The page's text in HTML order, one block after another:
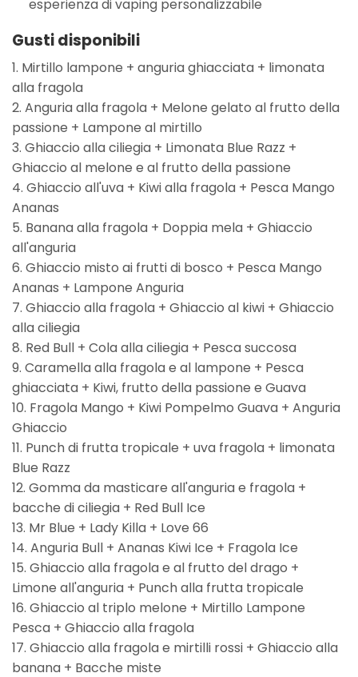
esperienza di vaping personalizzabile
Gusti disponibili
1. Mirtillo lampone + anguria ghiacciata + limonata
alla fragola
2. Anguria alla fragola + Melone gelato al frutto della
passione + Lampone al mirtillo
3. Ghiaccio alla ciliegia + Limonata Blue Razz +
Ghiaccio al melone e al frutto della passione
4. Ghiaccio all'uva + Kiwi alla fragola + Pesca Mango
Ananas
5. Banana alla fragola + Doppia mela + Ghiaccio
all'anguria
6. Ghiaccio misto ai frutti di bosco + Pesca Mango
Ananas + Lampone Anguria
7. Ghiaccio alla fragola + Ghiaccio al kiwi + Ghiaccio
alla ciliegia
8. Red Bull + Cola alla ciliegia + Pesca succosa
9. Caramella alla fragola e al lampone + Pesca
ghiacciata + Kiwi, frutto della passione e Guava
10. Fragola Mango + Kiwi Pompelmo Guava + Anguria
Ghiaccio
11. Punch di frutta tropicale + uva fragola + limonata
Blue Razz
12. Gomma da masticare all'anguria e fragola +
bacche di ciliegia + Red Bull Ice
13. Mr Blue + Lady Killa + Love 66
14. Anguria Bull + Ananas Kiwi Ice + Fragola Ice
15. Ghiaccio alla fragola e al frutto del drago +
Limone all'anguria + Punch alla frutta tropicale
16. Ghiaccio al triplo melone + Mirtillo Lampone
Pesca + Ghiaccio alla fragola
17. Ghiaccio alla fragola e mirtilli rossi + Ghiaccio alla
banana + Bacche miste